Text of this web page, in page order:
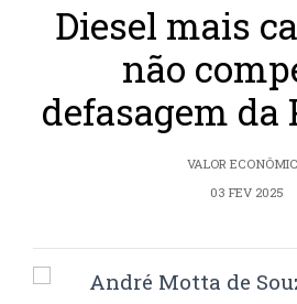
Diesel mais
não
defasagem da
VALOR
03 FEV 2025